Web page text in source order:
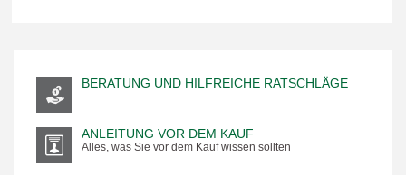
BERATUNG UND HILFREICHE RATSCHLÄGE
ANLEITUNG VOR DEM KAUF
Alles, was Sie vor dem Kauf wissen sollten